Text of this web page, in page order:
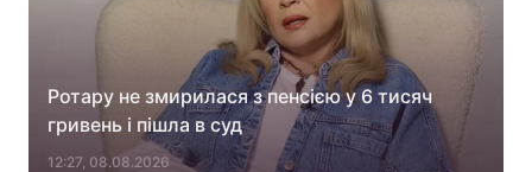
Економіка Світ
Наука
Техно і зв'язок Лайт
Ротару не змирилася з пенсією у 6 тисяч
гривень і пішла в суд
12:27, 08.08.2026